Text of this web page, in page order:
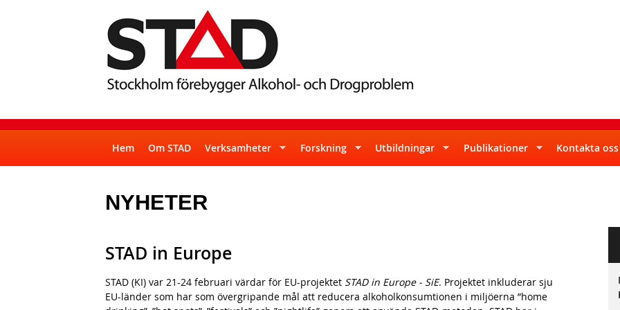
S
T
D
S
u
e
f
s
Hem Om STAD Verksamheter Forskning Utbildningar Publikationer Kontakta oss
NYHETER
STAD in Europe
STAD (KI) var 21-24 februari värdar för EU-projektet STAD in Europe - SiE. Projektet inkluderar sju
EU-länder som har som övergripande mål att reducera alkoholkonsumtionen i miljöerna ”home